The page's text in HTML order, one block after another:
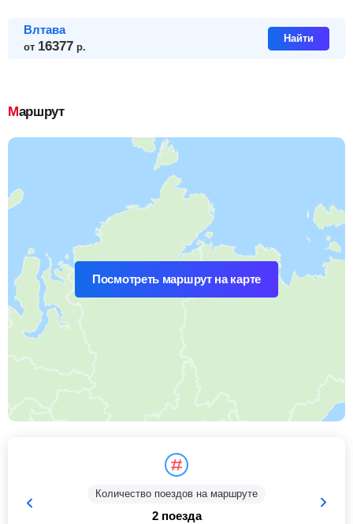
Влтава
от 16377 р.
Найти
Маршрут
Посмотреть маршрут на карте
Количество поездов на маршруте
2 поезда